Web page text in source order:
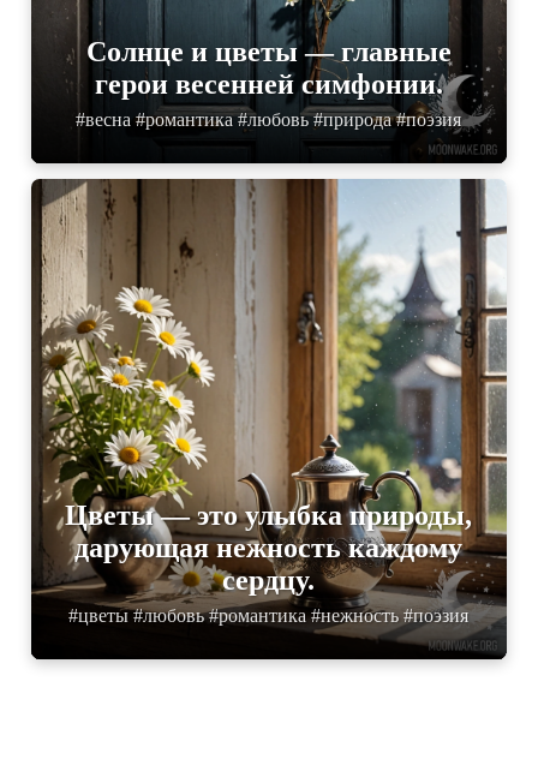
Солнце и цветы — главные
герои весенней симфонии.
#весна #романтика #любовь #природа #поэзия
Цветы — это улыбка природы,
дарующая нежность каждому
сердцу.
#цветы #любовь #романтика #нежность #поэзия